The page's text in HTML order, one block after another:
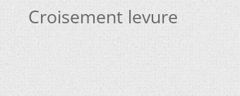
Croisement levure